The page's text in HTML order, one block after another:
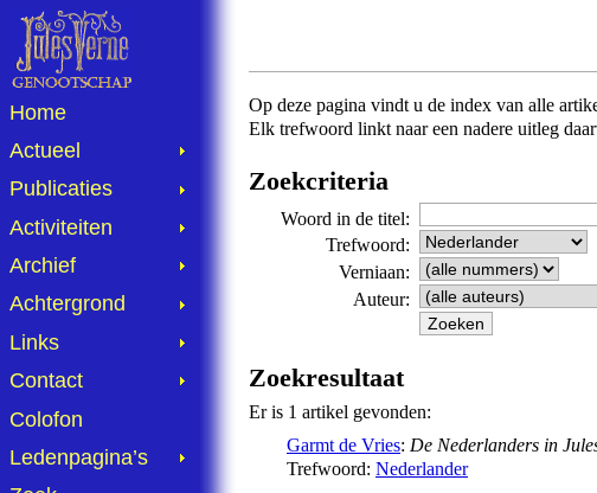
Op deze pagina vindt u de index van alle
Elk trefwoord linkt naar een nadere uitleg
Zoekcriteria
Woord in de titel:
Trefwoord:
Verniaan:
Auteur:
Zoekresultaat
Er is 1 artikel gevonden:
Garmt de Vries: De Nederlanders in
Trefwoord: Nederlander
Home
Actueel
Publicaties
Activiteiten
Archief
Achtergrond
Links
Contact
Colofon
Ledenpagina’s